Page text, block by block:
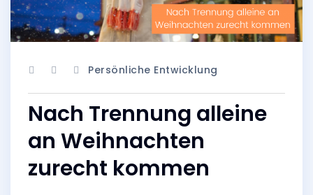
Persönliche Entwicklung
Nach Trennung alleine
an Weihnachten
zurecht kommen